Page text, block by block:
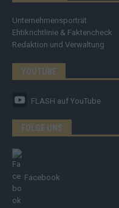
Unternehmensporträt
Ehtikrichtlinie & Faktencheck
Redaktion und Verwaltung
YOUTUBE
FLASH auf YouTube
FOLGE UNS
Facebook